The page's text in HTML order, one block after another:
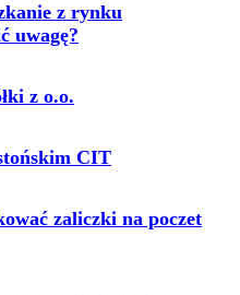
z rynku
uwagę?
z o.o.
CIT
zaliczki na poczet